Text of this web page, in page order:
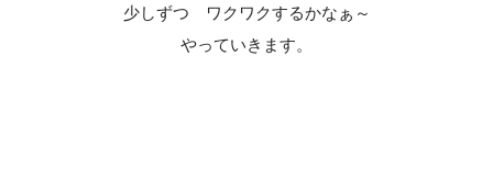
少しずつ ワクワクするかなぁ～
やっていきます。